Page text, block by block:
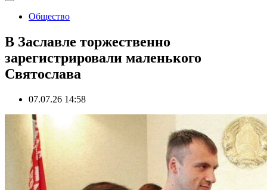
Общество
В Заславле торжественно
зарегистрировали маленького
Святослава
07.07.26 14:58